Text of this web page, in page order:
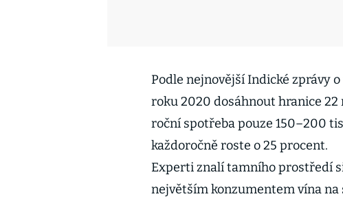
Podle nejnovější Indické zprávy
roku 2020 dosáhnout hranice
roční spotřeba pouze 150–200
každoročně roste o 25 procent.
Experti znalí tamního prostředí
největším konzumentem vína na